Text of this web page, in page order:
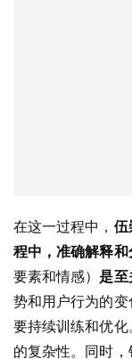
程中，准确解释
要素和情感）是至
势和用户行为的
要持续训练和优
的复杂性。同时
也进一步增加了